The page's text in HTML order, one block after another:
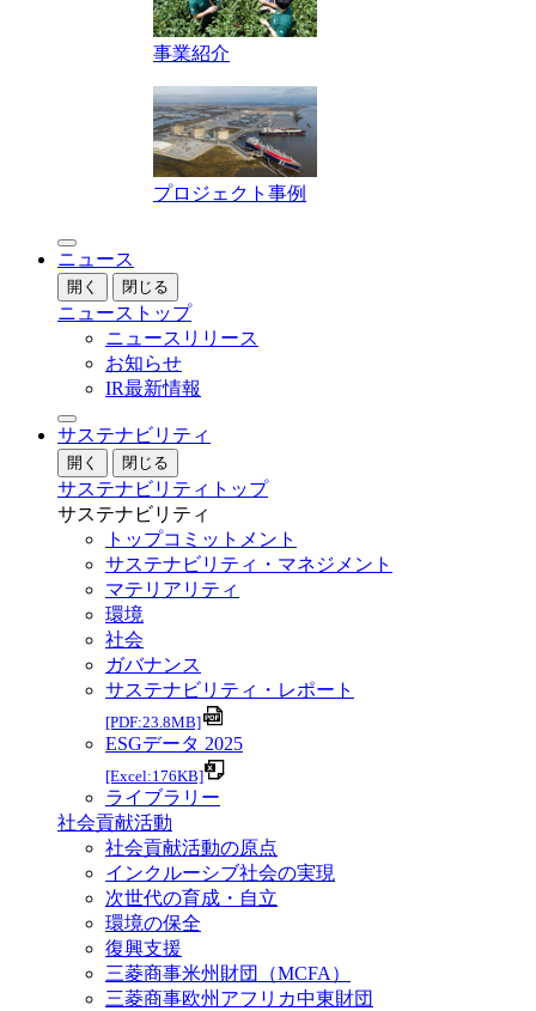
事業紹介
プロジェクト事例
ニュース
開く 閉じる
ニューストップ
ニュースリリース
お知らせ
IR最新情報
サステナビリティ
開く 閉じる
サステナビリティトップ
サステナビリティ
トップコミットメント
サステナビリティ・マネジメント
マテリアリティ
環境
社会
ガバナンス
サステナビリティ・レポート
[PDF:23.8MB]
ESGデータ 2025
[Excel:176KB]
ライブラリー
社会貢献活動
社会貢献活動の原点
インクルーシブ社会の実現
次世代の育成・自立
環境の保全
復興支援
三菱商事米州財団（MCFA）
三菱商事欧州アフリカ中東財団